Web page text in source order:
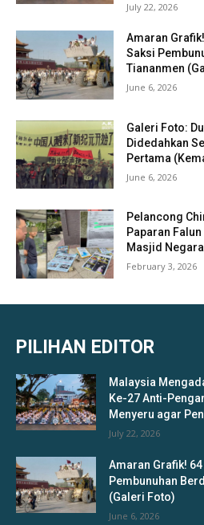
July 22, 2026
Amaran
Saksi
Tiananmen
June 6, 2026
Galeri Foto:
Didedahkan
Pertama
June 6, 2026
Pelancong
Paparan
Masjid Negara
February 3, 2026
PILIHAN EDITOR
Malaysia
Ke-27 Anti-
Menyeru agar
July 22, 2026
Amaran Grafik!
Pembunuhan
(Galeri Foto)
June 6, 2026